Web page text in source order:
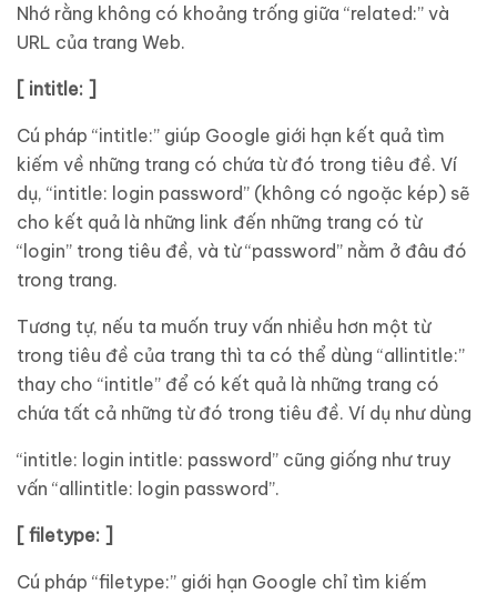
Nhớ rằng không có khoảng trống giữa “related:” và
URL của trang Web.
[ intitle: ]
Cú pháp “intitle:” giúp Google giới hạn kết quả tìm
kiếm về những trang có chứa từ đó trong tiêu đề. Ví
dụ, “intitle: login password” (không có ngoặc kép) sẽ
cho kết quả là những link đến những trang có từ
“login” trong tiêu đề, và từ “password” nằm ở đâu đó
trong trang.
Tương tự, nếu ta muốn truy vấn nhiều hơn một từ
trong tiêu đề của trang thì ta có thể dùng “allintitle:”
thay cho “intitle” để có kết quả là những trang có
chứa tất cả những từ đó trong tiêu đề. Ví dụ như dùng
“intitle: login intitle: password” cũng giống như truy
vấn “allintitle: login password”.
[ filetype: ]
Cú pháp “filetype:” giới hạn Google chỉ tìm kiếm